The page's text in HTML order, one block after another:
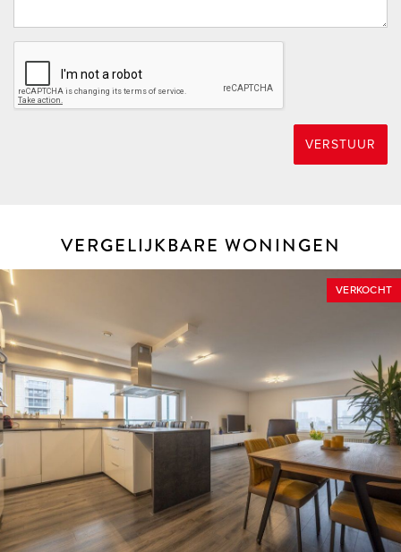
belanghebbende) verstrekte informatie m.b.t. het te koop (of
te huur) aangeboden object. Alle opgegeven maten en
oppervlakten zijn daarnaast slechts indicatief. Mocht deze
presentatie of andere verstrekte informatie m.b.t. het te koop
(of te huur) aangeboden object vragen oproepen, dan
nodigen wij je van harte uit deze onder onze (makelaar)
ROTTERDAM
VERSTUUR
VERGELIJKBARE WONINGEN
VERKOCHT